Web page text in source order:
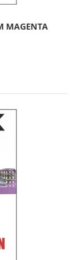
MAGENTA